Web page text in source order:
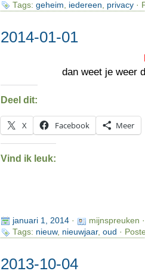
Tags: geheim, iedereen, privacy·
2014-01-01
dan weet je weer
Deel dit:
X Facebook Meer
Vind ik leuk:
januari 1, 2014·
mijnspreuken
Tags: nieuw, nieuwjaar, oud ·
2013-10-04